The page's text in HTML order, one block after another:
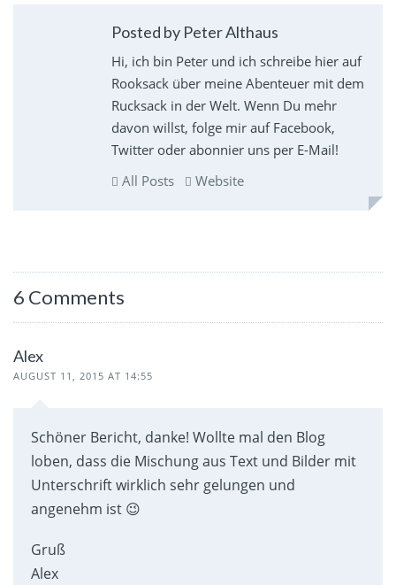
Posted by Peter Althaus
Hi, ich bin Peter und ich schreibe hier auf
Rooksack über meine Abenteuer mit dem
Rucksack in der Welt. Wenn Du mehr
davon willst, folge mir auf Facebook,
Twitter oder abonnier uns per E-Mail!
All Posts
Website
6 Comments
Alex
AUGUST 11, 2015 AT 14:55
Schöner Bericht, danke! Wollte mal den Blog
loben, dass die Mischung aus Text und Bilder mit
Unterschrift wirklich sehr gelungen und
angenehm ist 😉
Gruß
Alex